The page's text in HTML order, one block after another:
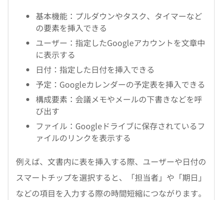
基本機能：プルダウンやタスク、タイマーなど
の要素を挿入できる
ユーザー：指定したGoogleアカウントを文章中
に表示する
日付：指定した日付を挿入できる
予定：Googleカレンダーの予定表を挿入できる
構成要素：会議メモやメールの下書きなどを呼
び出す
ファイル：Googleドライブに保存されているフ
ァイルのリンクを表示する
例えば、文書内に表を挿入する際、ユーザーや日付の
スマートチップを選択すると、「担当者」や「期日」
などの項目を入力する際の時間短縮につながります。